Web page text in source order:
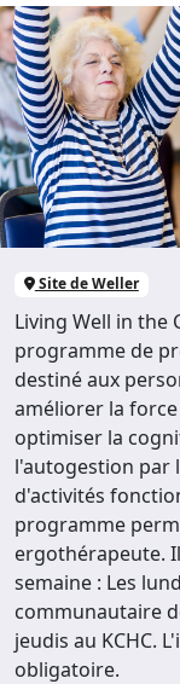
Site de Weller
Living Well in the
programme de
destiné aux
améliorer la
optimiser la
l'autogestion par
d'activités
programme
ergothérapeute.
semaine : Les
communautaire
jeudis au KCHC.
obligatoire.